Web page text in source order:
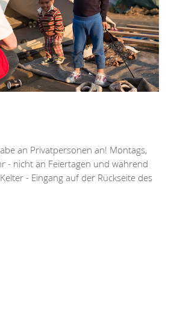
an Privatpersonen an! Montags,
- nicht an Feiertagen und während
- Eingang auf der Rückseite des